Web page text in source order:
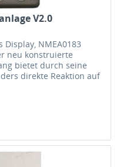
V2.0
NMEA0183
neu konstruierte
bietet durch seine
direkte Reaktion auf